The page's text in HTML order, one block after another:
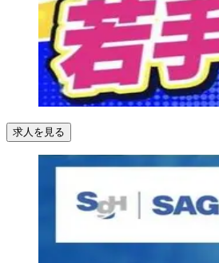
求人を見る